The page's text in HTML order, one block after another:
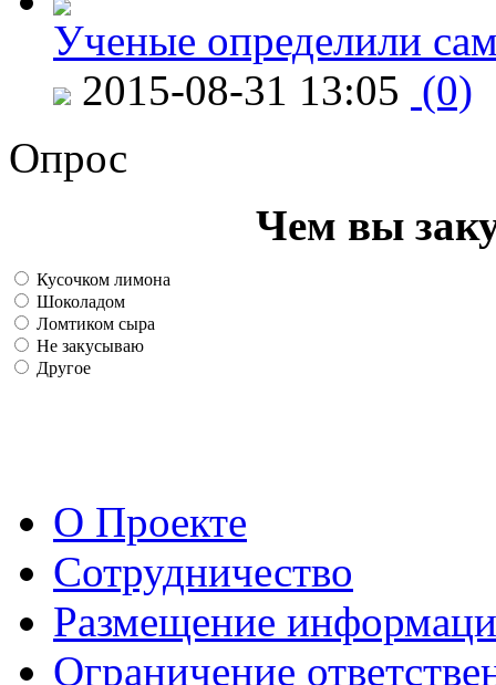
Ученые определили
2015-08-31 13:05 (0)
Опрос
Чем вы
Кусочком лимона
Шоколадом
Ломтиком сыра
Не закусываю
Другое
О Проекте
Сотрудничество
Размещение
Ограничение